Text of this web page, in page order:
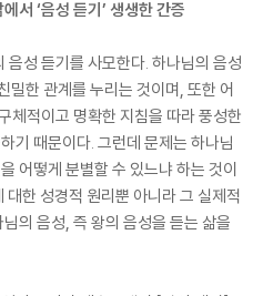
서 ‘음성 듣기’ 생생한 간증
성 듣기를 사모한다. 하나님의 음성
한 관계를 누리는 것이며, 또한 어
체적이고 명확한 지침을 따라 풍성한
기 때문이다. 그런데 문제는 하나님
어떻게 분별할 수 있느냐 하는 것이
한 성경적 원리뿐 아니라 그 실제적
의 음성, 즉 왕의 음성을 듣는 삶을